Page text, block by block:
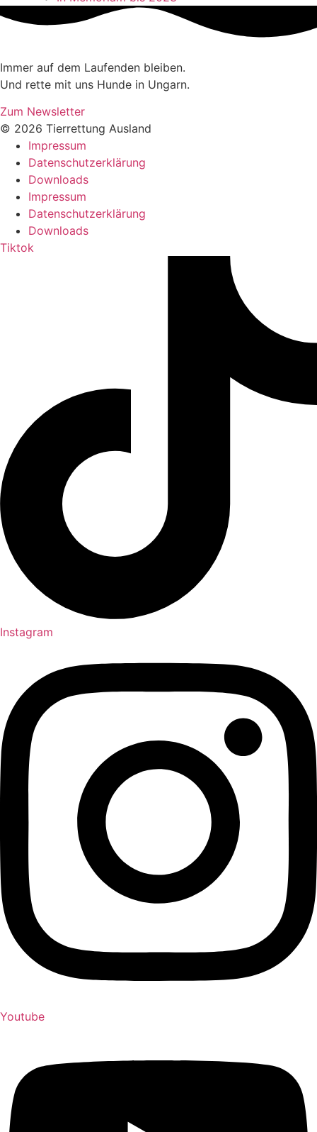
Immer auf dem Laufenden bleiben.
Und rette mit uns Hunde in Ungarn.
Zum Newsletter
© 2026 Tierrettung Ausland
Impressum
Datenschutzerklärung
Downloads
Impressum
Datenschutzerklärung
Downloads
Tiktok
Instagram
Youtube